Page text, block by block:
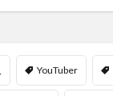
YouTuber